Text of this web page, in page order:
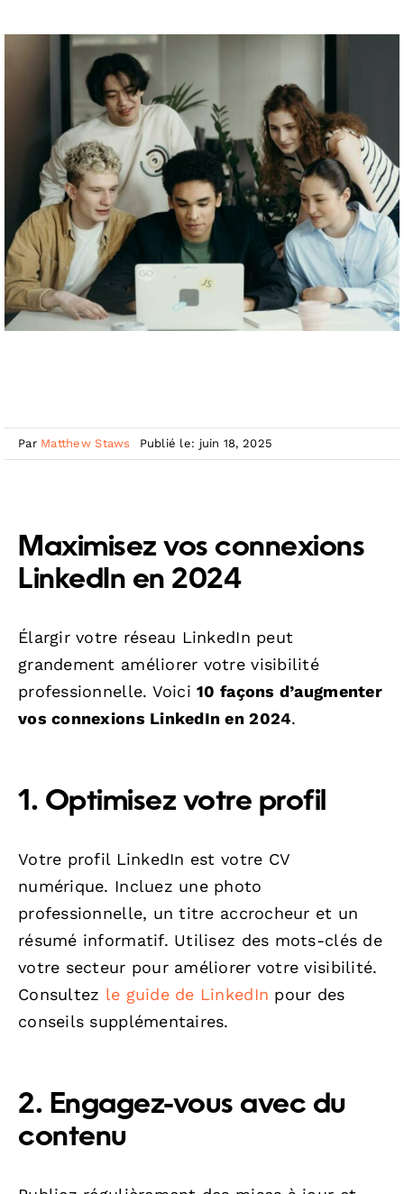
Par Matthew Staws Publié le: juin 18, 2025
Maximisez vos connexions
LinkedIn en 2024
Élargir votre réseau LinkedIn peut
grandement améliorer votre visibilité
professionnelle. Voici10 façons d’augmenter
vos connexions LinkedIn en 2024.
1. Optimisez votre profil
Votre profil LinkedIn est votre CV
numérique. Incluez une photo
professionnelle, un titre accrocheur et un
résumé informatif. Utilisez des mots-clés de
votre secteur pour améliorer votre visibilité.
Consultez le guide de LinkedIn pour des
conseils supplémentaires.
2. Engagez-vous avec du
contenu